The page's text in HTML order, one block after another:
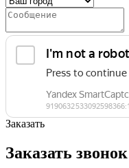
Заказать
Заказать звонок